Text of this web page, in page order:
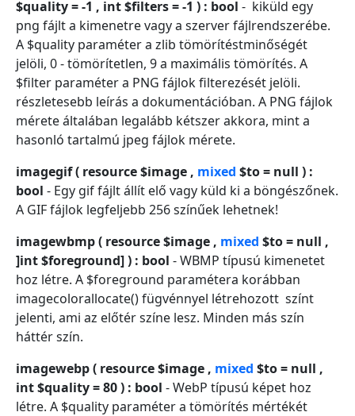
$quality = -1 , int $filters = -1 ) : bool - kiküld egy
png fájlt a kimenetre vagy a szerver fájlrendszerébe.
A $quality paraméter a zlib tömörítéstminőségét
jelöli, 0 - tömörítetlen, 9 a maximális tömörítés. A
$filter paraméter a PNG fájlok filterezését jelöli.
részletesebb leírás a dokumentációban. A PNG fájlok
mérete általában legalább kétszer akkora, mint a
hasonló tartalmú jpeg fájlok mérete.
imagegif ( resource $image , mixed $to = null ) :
bool - Egy gif fájlt állít elő vagy küld ki a böngészőnek.
A GIF fájlok legfeljebb 256 színűek lehetnek!
imagewbmp ( resource $image , mixed $to = null ,
]int $foreground] ) : bool - WBMP típusú kimenetet
hoz létre. A $foreground paramétera korábban
imagecolorallocate() fügvénnyel létrehozott színt
jelenti, ami az előtér színe lesz. Minden más szín
háttér szín.
imagewebp ( resource $image , mixed $to = null ,
int $quality = 80 ) : bool - WebP típusú képet hoz
létre. A $quality paraméter a tömörítés mértékét